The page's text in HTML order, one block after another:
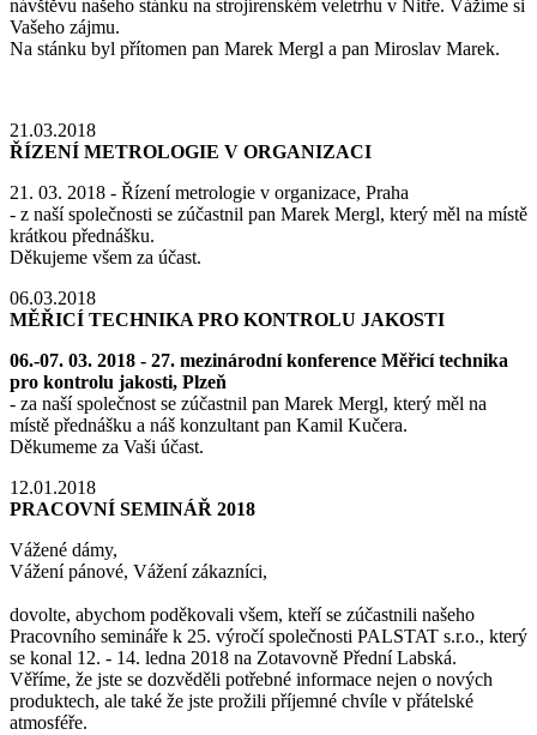
návštěvu našeho stánku na strojírenském veletrhu v Nitře. Vážíme si
Vašeho zájmu.
Na stánku byl přítomen pan Marek Mergl a pan Miroslav Marek.
21.03.2018
ŘÍZENÍ METROLOGIE V ORGANIZACI
21. 03. 2018 - Řízení metrologie v organizace, Praha
- z naší společnosti se zúčastnil pan Marek Mergl, který měl na místě
krátkou přednášku.
Děkujeme všem za účast.
06.03.2018
MĚŘICÍ TECHNIKA PRO KONTROLU JAKOSTI
06.-07. 03. 2018 - 27. mezinárodní konference Měřicí technika
pro kontrolu jakosti, Plzeň
- za naší společnost se zúčastnil pan Marek Mergl, který měl na
místě přednášku a náš konzultant pan Kamil Kučera.
Děkumeme za Vaši účast.
12.01.2018
PRACOVNÍ SEMINÁŘ 2018
Vážené dámy,
Vážení pánové, Vážení zákazníci,
dovolte, abychom poděkovali všem, kteří se zúčastnili našeho
Pracovního semináře k 25. výročí společnosti PALSTAT s.r.o., který
se konal 12. - 14. ledna 2018 na Zotavovně Přední Labská.
Věříme, že jste se dozvěděli potřebné informace nejen o nových
produktech, ale také že jste prožili příjemné chvíle v přátelské
atmosféře.